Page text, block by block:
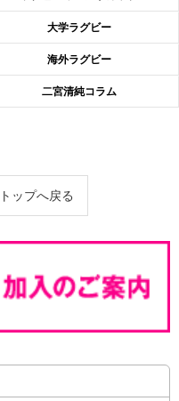
大学ラグビー
海外ラグビー
二宮清純コラム
ップへ戻る